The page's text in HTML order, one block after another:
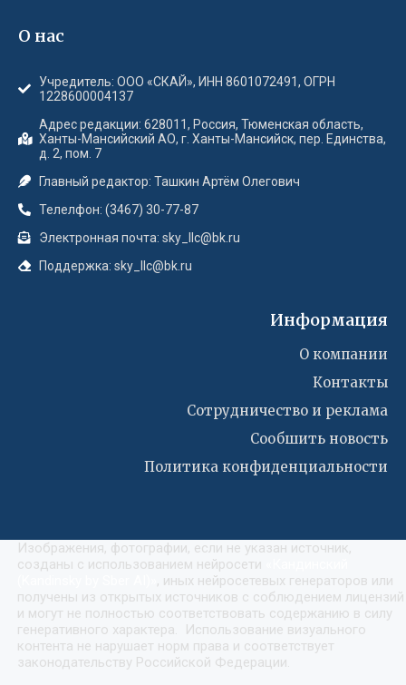
О нас
Учредитель: ООО «СКАЙ», ИНН 8601072491, ОГРН
1228600004137
Адрес редакции: 628011, Россия, Тюменская область,
Ханты-Мансийский АО, г. Ханты-Мансийск, пер. Единства,
д. 2, пом. 7
Главный редактор: Ташкин Артём Олегович
Телелфон: (3467) 30-77-87
Электронная почта: sky_llc@bk.ru
Поддержка: sky_llc@bk.ru
Информация
О компании
Контакты
Сотрудничество и реклама
Сообшить новость
Политика конфиденциальности
Изображения, фотографии, если не указан источник,
созданы с использованием нейросети
, иных нейросетевых генераторов или
получены из открытых источников с соблюдением лицензий
и могут не полностью соответствовать содержанию в силу
генеративного характера. Использование визуального
контента не нарушает норм права и соответствует
законодательству Российской Федерации.